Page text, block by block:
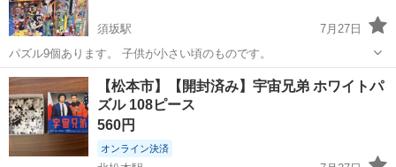
須坂駅
7月27日
パズル9個あります。 子供が小さい頃のものです。
長野 須坂市 須坂駅 パズル
【松本市】【開封済み】宇宙兄弟 ホワイトパ
ズル 108ピース
560円
オンライン決済